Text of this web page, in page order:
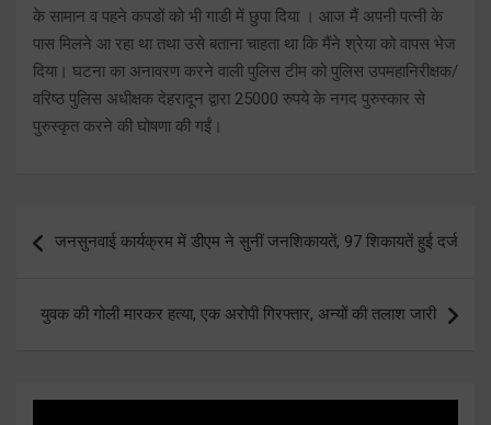
के सामान व पहने कपडों को भी गाडी में छुपा दिया । आज मैं अपनी पत्नी के
पास मिलने आ रहा था तथा उसे बताना चाहता था कि मैंने श्रेया को वापस भेज
दिया। घटना का अनावरण करने वाली पुलिस टीम को पुलिस उपमहानिरीक्षक/
वरिष्ठ पुलिस अधीक्षक देहरादून द्वारा 25000 रुपये के नगद पुरुस्कार से
पुरुस्कृत करने की घोषणा की गईं।
navigation
जनसुनवाई कार्यक्रम में डीएम ने सुनीं जनशिकायतें, 97 शिकायतें हुई दर्ज
युवक की गोली मारकर हत्या, एक अरोपी गिरफ्तार, अन्यों की तलाश जारी